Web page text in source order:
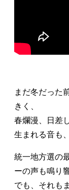
まだ冬だった
きく、
春爛漫、日差
生まれる音も
統一地方選の
ーの声も鳴り
でも、それも